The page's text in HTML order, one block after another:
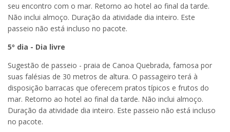
seu encontro com o mar. Retorno ao hotel ao final da tarde.
Não inclui almoço. Duração da atividade dia inteiro. Este
passeio não está incluso no pacote.
5º dia - Dia livre
Sugestão de passeio - praia de Canoa Quebrada, famosa por
suas falésias de 30 metros de altura. O passageiro terá à
disposição barracas que oferecem pratos típicos e frutos do
mar. Retorno ao hotel ao final da tarde. Não inclui almoço.
Duração da atividade dia inteiro. Este passeio não está incluso
no pacote.